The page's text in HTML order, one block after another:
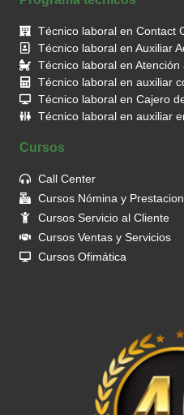
Técnico laboral en Contact
Técnico laboral en Auxiliar
Técnico laboral en
Técnico laboral en auxiliar
Técnico laboral en Cajero
Técnico laboral en auxiliar
Cursos
Call Center
Cursos Nómina y
Cursos Servicio al Cliente
Cursos Ventas y Servicios
Cursos Ofimática